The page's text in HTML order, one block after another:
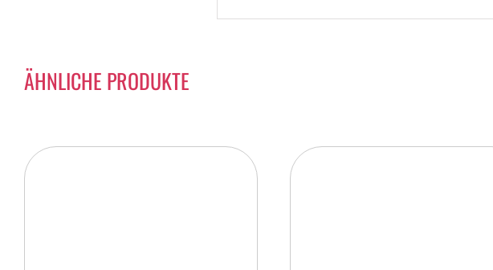
ÄHNLICHE PRODUKTE